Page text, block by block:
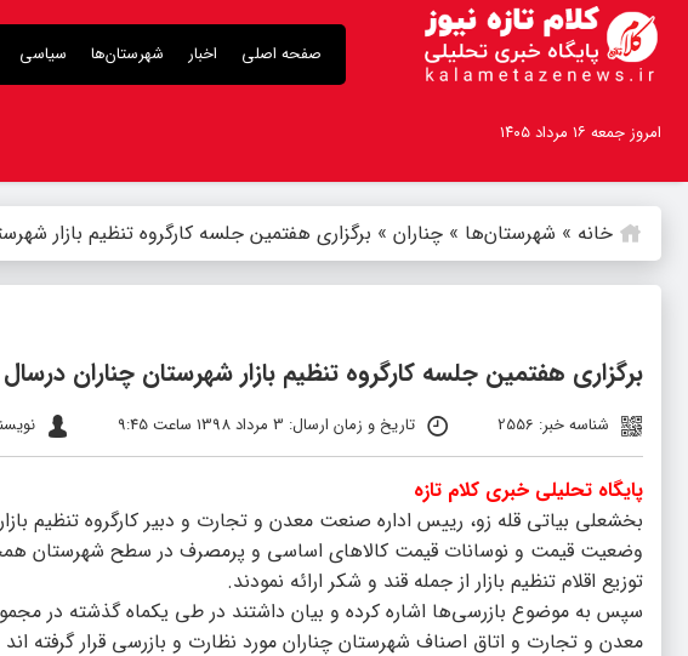
صفحه اصلی اخبار شهرستان‌ها سیاسی
امروز جمعه ۱۶ مرداد ۱۴۰۵
خانه » شهرستان‌ها » چناران » برگزاری هفتمین جلسه کارگروه تنظیم بازار
برگزاری هفتمین جلسه کارگروه تنظیم بازار شهرستان چناران درسال 98″
شناسه خبر: 2556 تاریخ و زمان ارسال: 3 مرداد 1398 ساعت 9:45
پایگاه تحلیلی خبری کلام تازه
بخشعلی بیاتی قله زو، رییس اداره صنعت معدن و تجارت و دبیر کارگروه تنظیم
وضعیت قیمت و نوسانات قیمت کالاهای اساسی و پرمصرف در سطح شهرستان
توزیع اقلام تنظیم بازار از جمله قند و شکر ارائه نمودند.